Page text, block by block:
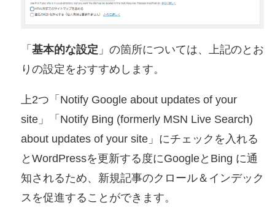
「 基本的な設定 」の箇所については、上記のとお
りの設定をおすすめします。
上2つ「Notify Google about updates of your
site」「Notify Bing (formerly MSN Live Search)
about updates of your site」にチェックを入れる
とWordPressを更新する度にGoogleとBing に通
知されるため、新規記事のクロール＆インデック
スを促進することができます。